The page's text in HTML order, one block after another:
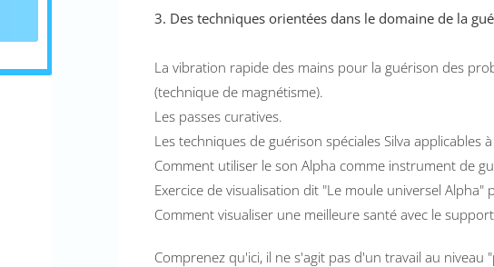
3. Des techniques orientées dans le domaine de la
La vibration rapide des mains pour la guérison des
(technique de magnétisme).
Les passes curatives.
Les techniques de guérison spéciales Silva
Comment utiliser le son Alpha comme instrument de
Exercice de visualisation dit "Le moule universel
Comment visualiser une meilleure santé avec le
Comprenez qu'ici, il ne s'agit pas d'un travail au